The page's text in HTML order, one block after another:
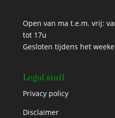
Open van ma t.e.m. vrij:
tot 17u
Gesloten tijdens het
Legal stuff
Privacy policy
Disclaimer